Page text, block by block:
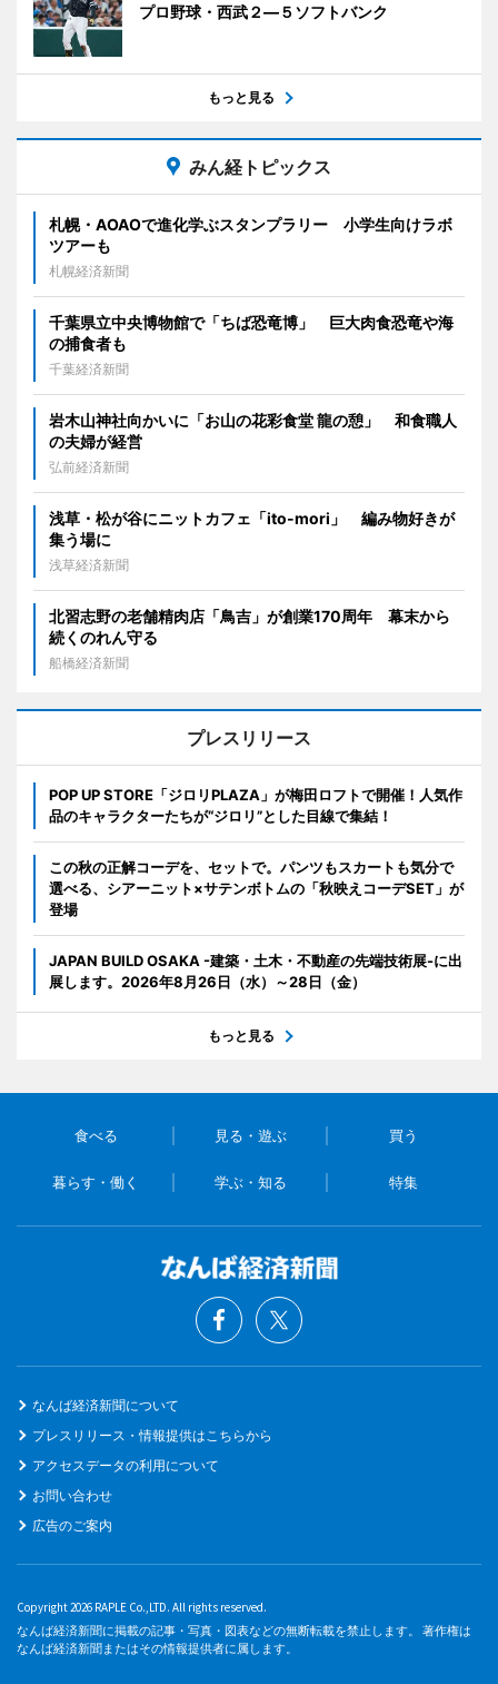
プロ野球・西武２―５ソフトバンク
もっと見る
みん経トピックス
札幌・AOAOで進化学ぶスタンプラリー 小学生向けラボ
ツアーも
札幌経済新聞
千葉県立中央博物館で「ちば恐竜博」 巨大肉食恐竜や海
の捕食者も
千葉経済新聞
岩木山神社向かいに「お山の花彩食堂 龍の憩」 和食職人
の夫婦が経営
弘前経済新聞
浅草・松が谷にニットカフェ「ito-mori」 編み物好きが
集う場に
浅草経済新聞
北習志野の老舗精肉店「鳥吉」が創業170周年 幕末から
続くのれん守る
船橋経済新聞
プレスリリース
POP UP STORE「ジロリPLAZA」が梅田ロフトで開催！人気作
品のキャラクターたちが“ジロリ”とした目線で集結！
この秋の正解コーデを、セットで。パンツもスカートも気分で
選べる、シアーニット×サテンボトムの「秋映えコーデSET」が
登場
JAPAN BUILD OSAKA -建築・土木・不動産の先端技術展-に出
展します。2026年8月26日（水）～28日（金）
もっと見る
食べる 見る・遊ぶ 買う
暮らす・働く 学ぶ・知る 特集
なんば経済新聞について
プレスリリース・情報提供はこちらから
アクセスデータの利用について
お問い合わせ
広告のご案内
Copyright 2026 RAPLE Co.,LTD. All rights reserved.
なんば経済新聞に掲載の記事・写真・図表などの無断転載を禁止します。 著作権は
なんば経済新聞またはその情報提供者に属します。